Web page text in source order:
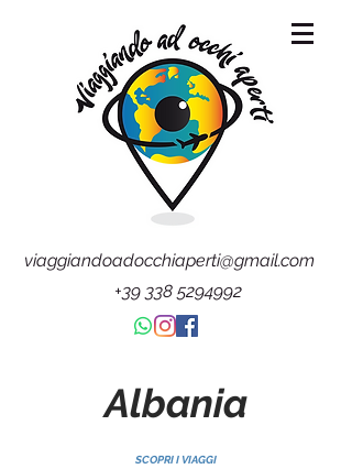
viaggiandoadocchiaperti@gmail.com
+39 338 5294992
Albania
SCOPRI I VIAGGI